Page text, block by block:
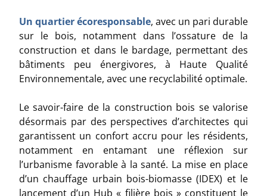
Un quartier écoresponsable, avec un pari durable
sur le bois, notamment dans l’ossature de la
construction et dans le bardage, permettant des
bâtiments peu énergivores, à Haute Qualité
Environnementale, avec une recyclabilité optimale.
Le savoir-faire de la construction bois se valorise
désormais par des perspectives d’architectes qui
garantissent un confort accru pour les résidents,
notamment en entamant une réflexion sur
l’urbanisme favorable à la santé. La mise en place
d’un chauffage urbain bois-biomasse (IDEX) et le
lancement d’un Hub « filière bois » constituent le